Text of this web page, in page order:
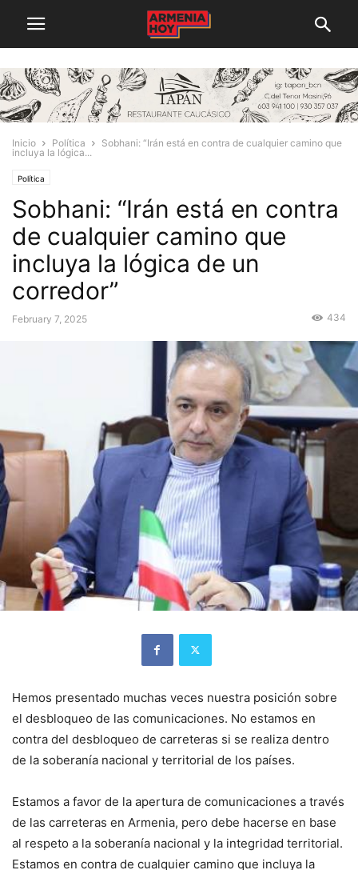
Inicio Política
Sobhani: “Irán está en contra de cualquier camino que
incluya la lógica...
Política
Sobhani: “Irán está en contra
de cualquier camino que
incluya la lógica de un
corredor”
February 7, 2025 434
Hemos presentado muchas veces nuestra posición sobre
el desbloqueo de las comunicaciones. No estamos en
contra del desbloqueo de carreteras si se realiza dentro
de la soberanía nacional y territorial de los países.
Estamos a favor de la apertura de comunicaciones a través
de las carreteras en Armenia, pero debe hacerse en base
al respeto a la soberanía nacional y la integridad territorial.
Estamos en contra de cualquier camino que incluya la